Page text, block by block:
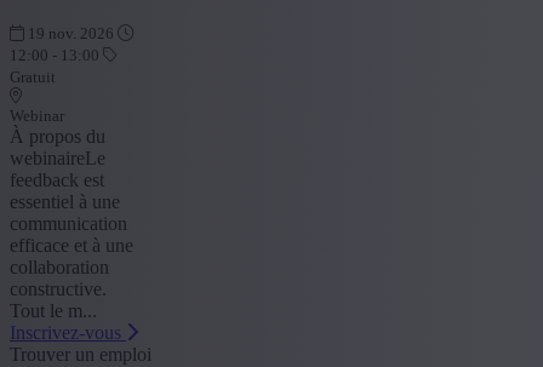
19 nov. 2026
12:00 - 13:00
Gratuit
Webinar
À propos du
webinaireLe
feedback est
essentiel à une
communication
efficace et à une
collaboration
constructive.
Tout le m...
Inscrivez-vous
Trouver un emploi